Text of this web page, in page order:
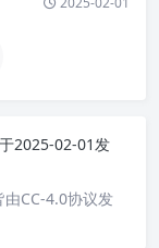
于2025-02-01发
CC-4.0协议发